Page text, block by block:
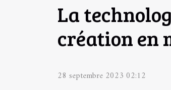
La
création en
28 septembre 2023 02:12